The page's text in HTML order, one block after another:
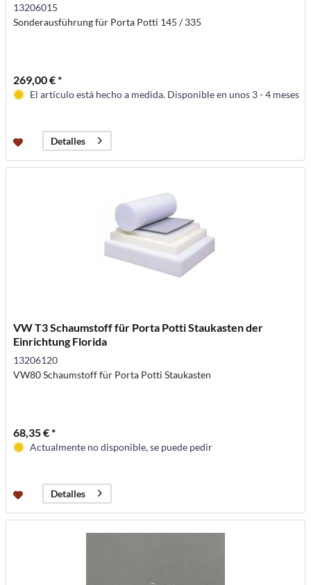
13206015
Sonderausführung für Porta Potti 145 / 335
269,00 € *
El artículo está hecho a medida. Disponible en unos 3 - 4 meses
Detalles
VW T3 Schaumstoff für Porta Potti Staukasten der
Einrichtung Florida
13206120
VW80 Schaumstoff für Porta Potti Staukasten
68,35 € *
Actualmente no disponible, se puede pedir
Detalles